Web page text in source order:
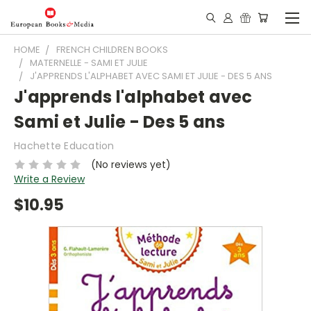
HOME
FRENCH CHILDREN BOOKS
MATERNELLE - SAMI ET JULIE
J'APPRENDS L'ALPHABET AVEC SAMI ET JULIE - DES 5 ANS
J'apprends l'alphabet avec
Sami et Julie - Des 5 ans
Hachette Education
(No reviews yet)
Write a Review
$10.95